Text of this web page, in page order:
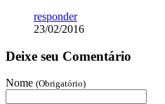
responder
23/02/2016
Deixe seu Comentário
Nome (Obrigatório)